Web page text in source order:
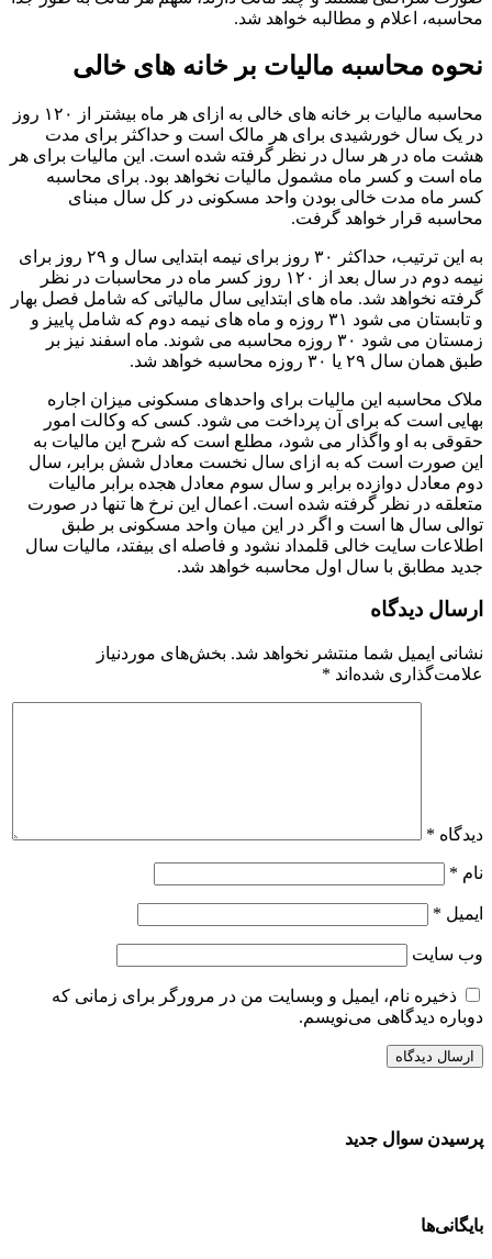
محاسبه، اعلام و مطالبه خواهد شد.
نحوه محاسبه مالیات بر خانه های خالی
محاسبه مالیات بر خانه های خالی به ازای هر ماه بیشتر از ۱۲۰ روز
در یک سال خورشیدی برای هر مالک است و حداکثر برای مدت
هشت ماه در هر سال در نظر گرفته شده است. این مالیات برای هر
ماه است و کسر ماه مشمول مالیات نخواهد بود. برای محاسبه
کسر ماه مدت خالی بودن واحد مسکونی در کل سال مبنای
محاسبه قرار خواهد گرفت.
به این ترتیب، حداکثر ۳۰ روز برای نیمه ابتدایی سال و ۲۹ روز برای
نیمه دوم در سال بعد از ۱۲۰ روز کسر ماه در محاسبات در نظر
گرفته نخواهد شد. ماه های ابتدایی سال مالیاتی که شامل فصل بهار
و تابستان می شود ۳۱ روزه و ماه های نیمه دوم که شامل پاییز و
زمستان می شود ۳۰ روزه محاسبه می شوند. ماه اسفند نیز بر
طبق همان سال ۲۹ یا ۳۰ روزه محاسبه خواهد شد.
ملاک محاسبه این مالیات برای واحدهای مسکونی میزان اجاره
بهایی است که برای آن پرداخت می شود. کسی که وکالت امور
حقوقی به او واگذار می شود، مطلع است که شرح این مالیات به
این صورت است که به ازای سال نخست معادل شش برابر، سال
دوم معادل دوازده برابر و سال سوم معادل هجده برابر مالیات
متعلقه در نظر گرفته شده است. اعمال این نرخ ها تنها در صورت
توالی سال ها است و اگر در این میان واحد مسکونی بر طبق
اطلاعات سایت خالی قلمداد نشود و فاصله ای بیفتد، مالیات سال
جدید مطابق با سال اول محاسبه خواهد شد.
ارسال دیدگاه
نشانی ایمیل شما منتشر نخواهد شد. بخش‌های موردنیاز
علامت‌گذاری شده‌اند *
دیدگاه *
نام *
ایمیل *
وب‌ سایت
ذخیره نام، ایمیل و وبسایت من در مرورگر برای زمانی که
دوباره دیدگاهی می‌نویسم.
پرسیدن سوال جدید
بایگانی‌ها